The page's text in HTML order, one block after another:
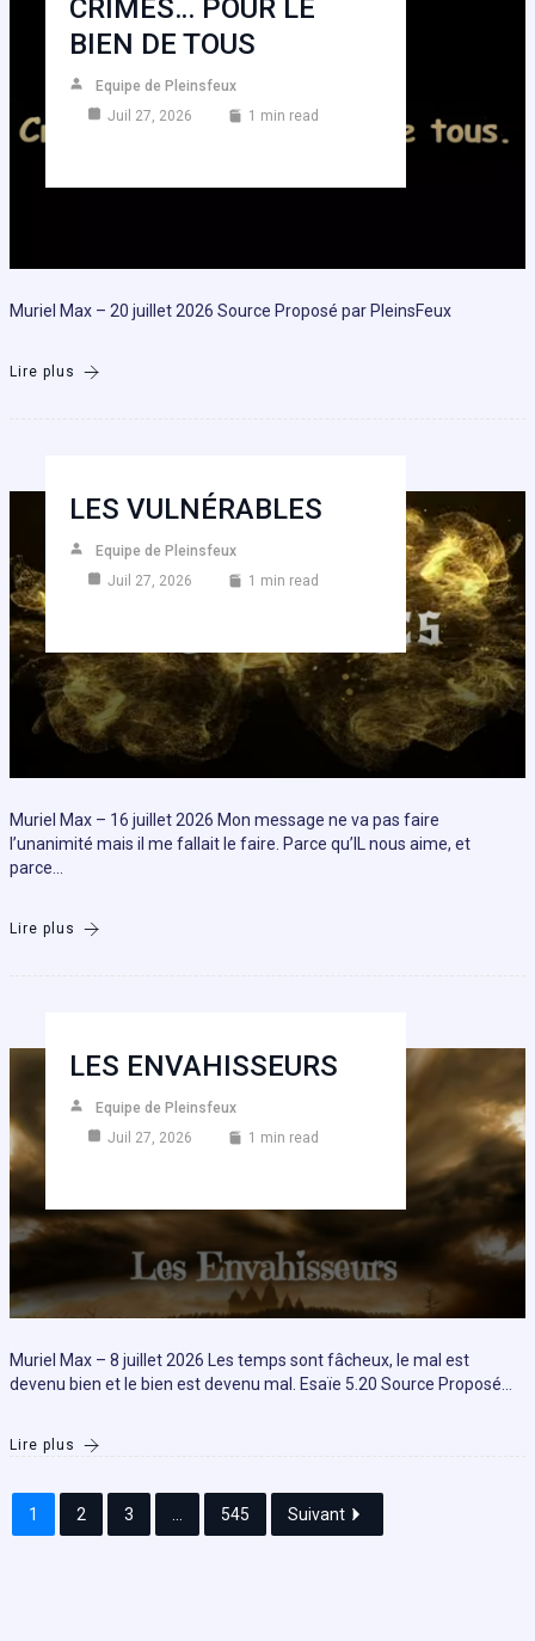
CRIMES… POUR LE
BIEN DE TOUS
Equipe de Pleinsfeux
Juil 27, 2026
1 min read
Muriel Max – 20 juillet 2026 Source Proposé par PleinsFeux
Lire plus
LES VULNÉRABLES
Equipe de Pleinsfeux
Juil 27, 2026
1 min read
Muriel Max – 16 juillet 2026 Mon message ne va pas faire
l’unanimité mais il me fallait le faire. Parce qu’IL nous aime, et
parce…
Lire plus
LES ENVAHISSEURS
Equipe de Pleinsfeux
Juil 27, 2026
1 min read
Muriel Max – 8 juillet 2026 Les temps sont fâcheux, le mal est
devenu bien et le bien est devenu mal. Esaïe 5.20 Source Proposé…
Lire plus
1 2 3 545 Suivant